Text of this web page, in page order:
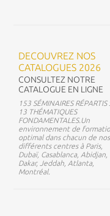
DECOUVREZ NOS
CATALOGUES 2026
CONSULTEZ NOTRE
CATALOGUE EN LIGNE
153 SÉMINAIRES RÉPARTIS
13 THÉMATIQUES
FONDAMENTALES.Un
environnement de
optimal dans chacun de nos
différents centres à Paris,
Dubaï, Casablanca, Abidjan,
Dakar, Jeddah, Atlanta,
Montréal.